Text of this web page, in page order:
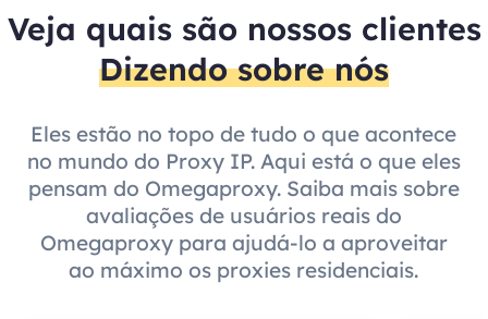
Veja quais são nossos clientes
Dizendo sobre nós
Eles estão no topo de tudo o que acontece
no mundo do Proxy IP. Aqui está o que eles
pensam do Omegaproxy. Saiba mais sobre
avaliações de usuários reais do
Omegaproxy para ajudá-lo a aproveitar
ao máximo os proxies residenciais.